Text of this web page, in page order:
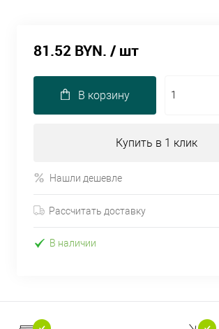
81.52 BYN. / шт
В корзину
Купить в 1 клик
Нашли дешевле
Рассчитать доставку
В наличии